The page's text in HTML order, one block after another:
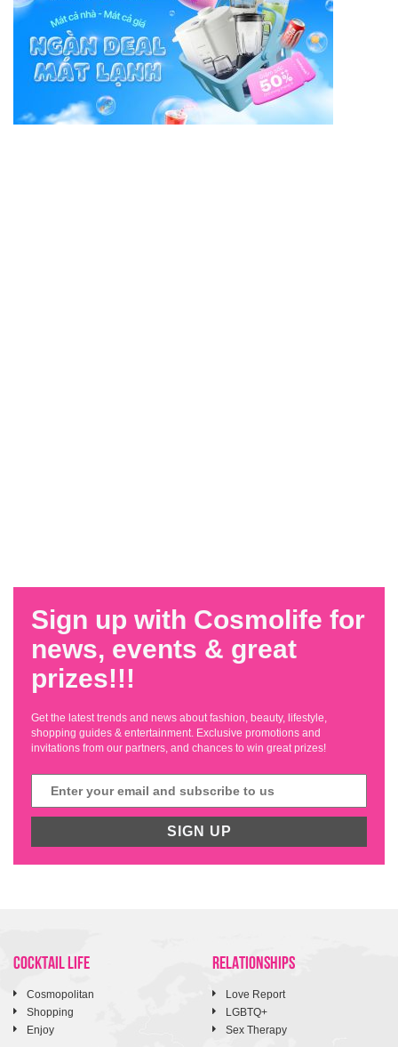
Sign up with Cosmolife for
news, events & great
prizes!!!
Get the latest trends and news about fashion, beauty, lifestyle,
shopping guides & entertainment. Exclusive promotions and
invitations from our partners, and chances to win great prizes!
SIGN UP
COCKTAIL LIFE
Cosmopolitan
Shopping
Enjoy
RELATIONSHIPS
Love Report
LGBTQ+
Sex Therapy